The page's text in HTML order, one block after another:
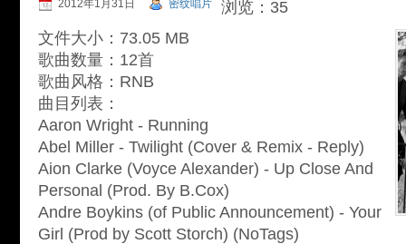
2012年1月31日 密纹唱片
浏览：35
文件大小：73.05 MB
歌曲数量：12首
歌曲风格：RNB
曲目列表：
Aaron Wright - Running
Abel Miller - Twilight (Cover & Remix - Reply)
Aion Clarke (Voyce Alexander) - Up Close And
Personal (Prod. By B.Cox)
Andre Boykins (of Public Announcement) - Your
Girl (Prod by Scott Storch) (NoTags)